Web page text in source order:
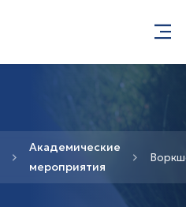
Академические
мероприятия